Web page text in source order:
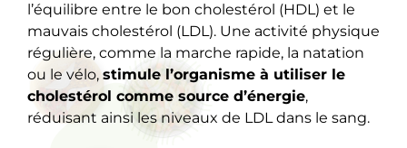
l’équilibre entre le bon cholestérol (HDL) et le
mauvais cholestérol (LDL). Une activité physique
régulière, comme la marche rapide, la natation
ou le vélo, stimule l’organisme à utiliser le
cholestérol comme source d’énergie,
réduisant ainsi les niveaux de LDL dans le sang.